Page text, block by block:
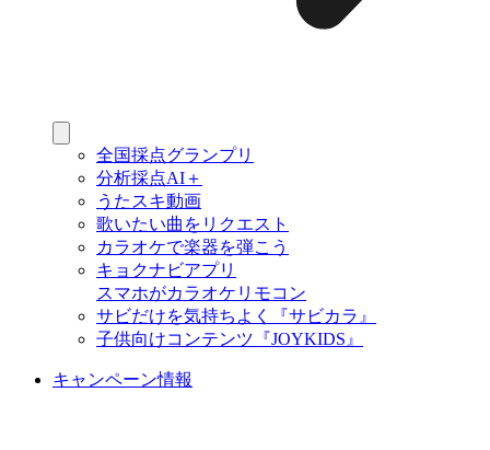
全国採点グランプリ
分析採点AI＋
うたスキ動画
歌いたい曲をリクエスト
カラオケで楽器を弾こう
キョクナビアプリ
スマホがカラオケリモコン
サビだけを気持ちよく『サビカラ』
子供向けコンテンツ『JOYKIDS』
キャンペーン情報